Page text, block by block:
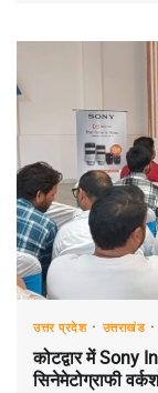
उत्तर प्रदेश उत्तराखंड
कोटद्वार में
सिनेमेटोग्राफी